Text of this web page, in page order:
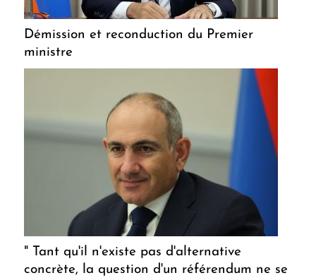
Démission et reconduction du Premier
ministre
" Tant qu'il n'existe pas d'alternative
concrète, la question d'un référendum ne se